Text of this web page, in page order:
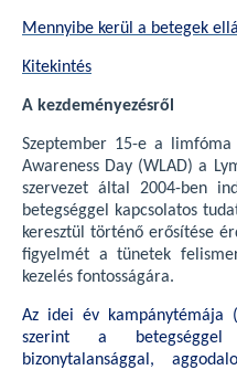
Mennyibe kerül a betegek
Kitekintés
A kezdeményezésről
Szeptember 15-e a
Awareness Day (WLAD) a
szervezet által 2004-ben
betegséggel kapcsolatos
keresztül történő erősítése
figyelmét a tünetek
kezelés fontosságára.
Az idei év kampánytémája
szerint a
bizonytalansággal,